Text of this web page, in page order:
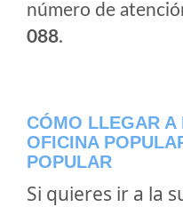
número de
088.
CÓMO LLEGAR A
OFICINA
POPULAR
Si quieres ir a la